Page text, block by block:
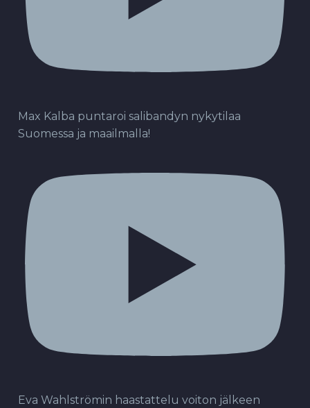
Max Kalba puntaroi salibandyn nykytilaa
Suomessa ja maailmalla!
Eva Wahlströmin haastattelu voiton jälkeen